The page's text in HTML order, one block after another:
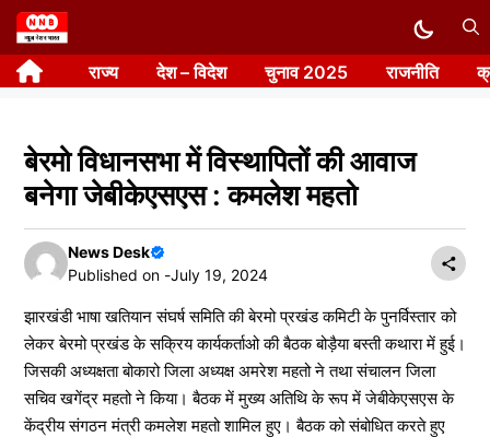
Skip
to
content राज्य देश – विदेश चुनाव 2025 राजनीति
बेरमो विधानसभा में विस्थापितों की आवाज
बनेगा जेबीकेएसएस : कमलेश महतो
News Desk
Published on -July 19, 2024
झारखंडी भाषा खतियान संघर्ष समिति की बेरमो प्रखंड कमिटी के पुनर्विस्तार को
लेकर बेरमो प्रखंड के सक्रिय कार्यकर्ताओ की बैठक बोड़ैया बस्ती कथारा में हुई।
जिसकी अध्यक्षता बोकारो जिला अध्यक्ष अमरेश महतो ने तथा संचालन जिला
सचिव खगेंद्र महतो ने किया। बैठक में मुख्य अतिथि के रूप में जेबीकेएसएस के
केंद्रीय संगठन मंत्री कमलेश महतो शामिल हुए। बैठक को संबोधित करते हुए